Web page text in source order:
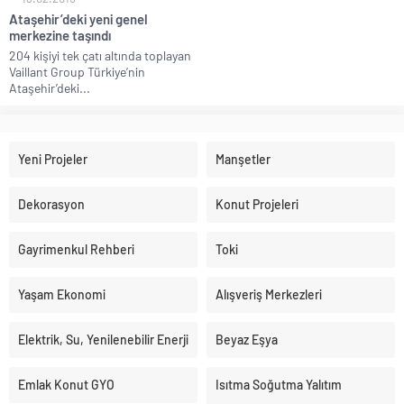
Ataşehir’deki yeni genel
merkezine taşındı
204 kişiyi tek çatı altında toplayan
Vaillant Group Türkiye’nin
Ataşehir’deki...
Yeni Projeler Manşetler
Dekorasyon Konut Projeleri
Gayrimenkul Rehberi Toki
Yaşam Ekonomi Alışveriş Merkezleri
Elektrik, Su, Yenilenebilir Enerji Beyaz Eşya
Emlak Konut GYO Isıtma Soğutma Yalıtım